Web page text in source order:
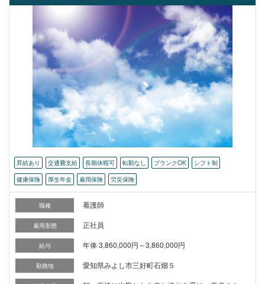
昇給あり 交通費支給 長期休暇可 転勤なし ブランクOK
シフト制
健康保険
厚生年金 雇用保険 労災保険
職種 看護師
雇用形態 正社員
給与 年俸 3,860,000円～3,860,000円
勤務地 愛知県みよし市三好町石畑５